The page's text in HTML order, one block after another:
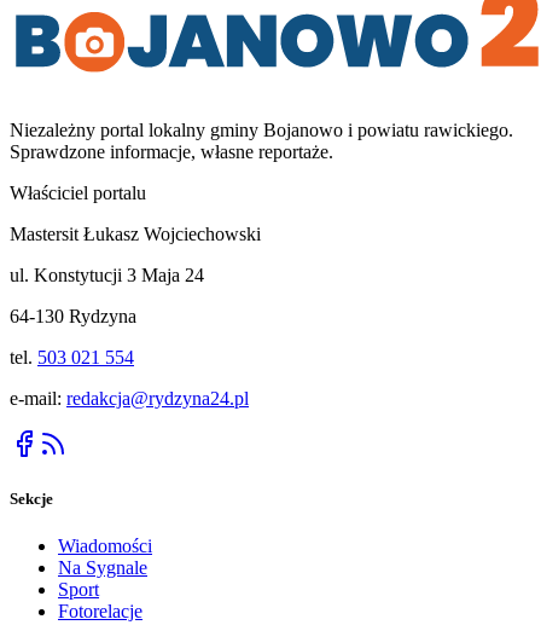
Niezależny portal lokalny gminy Bojanowo i powiatu rawickiego.
Sprawdzone informacje, własne reportaże.
Właściciel portalu
Mastersit Łukasz Wojciechowski
ul. Konstytucji 3 Maja 24
64-130 Rydzyna
tel. 503 021 554
e-mail: redakcja@rydzyna24.pl
Sekcje
Wiadomości
Na Sygnale
Sport
Fotorelacje